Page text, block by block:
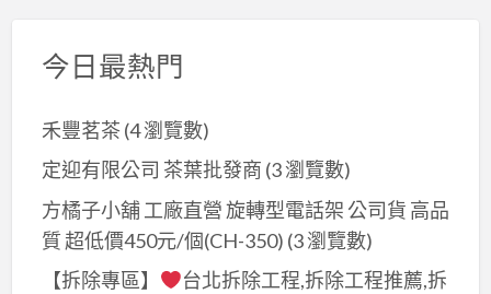
今日最熱門
禾豐茗茶 (4 瀏覽數)
定迎有限公司 茶葉批發商 (3 瀏覽數)
方橘子小舖 工廠直營 旋轉型電話架 公司貨 高品
質 超低價450元/個(CH-350) (3 瀏覽數)
【拆除專區】
台北拆除工程,拆除工程推薦,拆